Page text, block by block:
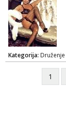
Kategorija: Druženje
1